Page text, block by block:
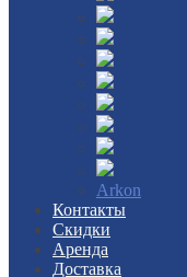
Arkon
Контакты
Скидки
Аренда
Доставка